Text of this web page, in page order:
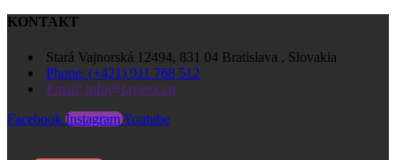
KONTAKT
Stará Vajnorská 12494, 831 04 Bratislava , Slovakia
Phone: (+421) 911 768 512
Email: info@favitex.eu
Facebook InstagramYoutube